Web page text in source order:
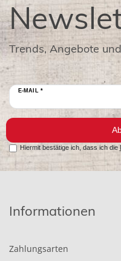
Trends, Angebote
E-MAIL *
Hiermit bestätige ich, dass ich die
Informationen
Zahlungsarten